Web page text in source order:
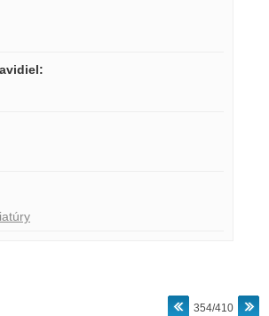
:
354/410